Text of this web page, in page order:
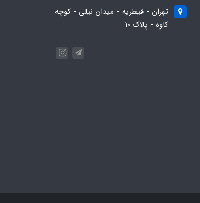
تهران - قیطریه - میدان نیلی - کوچه
کاوه - پلاک 10